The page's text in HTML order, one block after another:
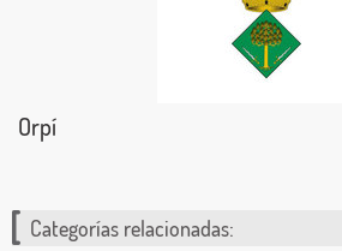
Orpí
Categorías relacionadas: